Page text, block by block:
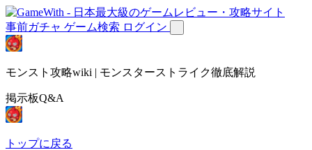
事前ガチャ ゲーム検索 ログイン
モンスト攻略wiki | モンスターストライク徹底解説
掲示板Q&A
トップに戻る